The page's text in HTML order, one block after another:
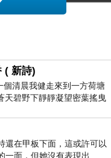
Dusseldorf)
可以看看喔！
( 新詩)
個清晨我健走來到一方荷塘
天碧野下靜靜凝望密葉搖曳
裡搖曳
還在甲板下面，這或許可以
一面，但她沒有表現出